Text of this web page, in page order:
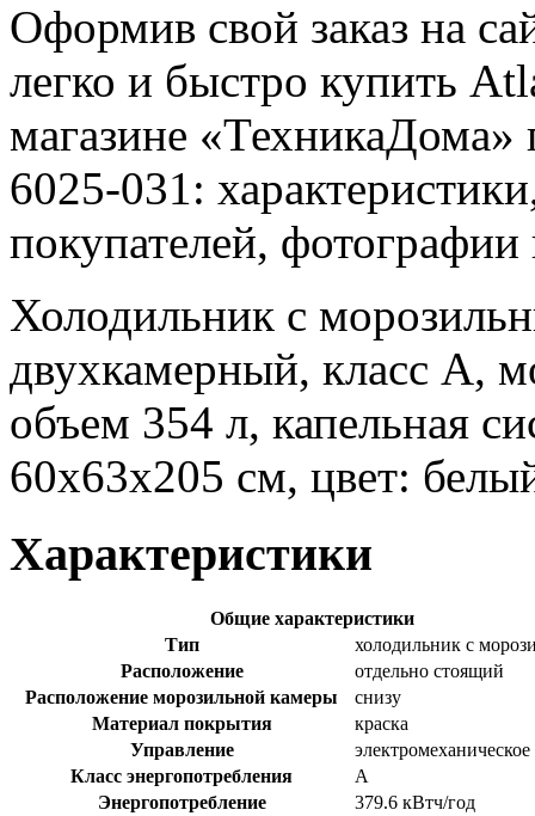
Оформив свой заказ на
легко и быстро купить
магазине
6025-031:
покупателей,
Холодильник с
двухкамерный, класс A,
объем 354 л, капельная
60x63x205 см, цвет:
Характеристики
Общие характеристики
Тип
холодильник с
Расположение
отдельно стоящий
Расположение морозильной камеры
снизу
Материал покрытия
краска
Управление
электромеханическое
Класс энергопотребления
A
Энергопотребление
379.6 кВтч/год